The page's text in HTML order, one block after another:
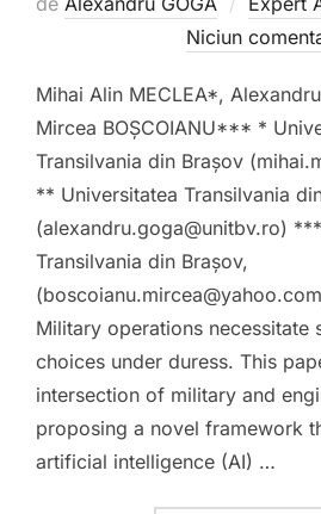
Niciun
Mihai Alin MECLEA*,
Mircea BOȘCOIANU*** *
Transilvania din Brașov
** Universitatea Transilvania
(alexandru.goga@unitbv.ro)
Transilvania din Brașov,
Military operations necessitate
choices under duress. This
intersection of military and
proposing a novel framework
artificial intelligence (AI) …